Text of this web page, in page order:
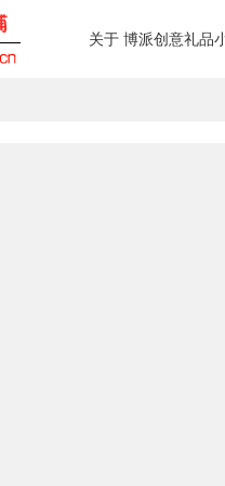
关于 博派创意礼品